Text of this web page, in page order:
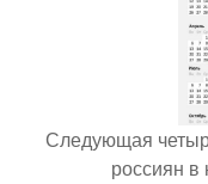
Следующая
россиян в